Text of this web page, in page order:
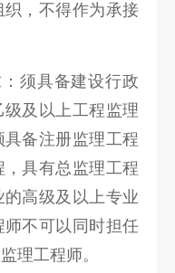
织，不得作为承接
须具备建设行政
及以上工程监理
备注册监理工程
具有总监理工程
高级及以上专业
不可以同时担任
理工程师。